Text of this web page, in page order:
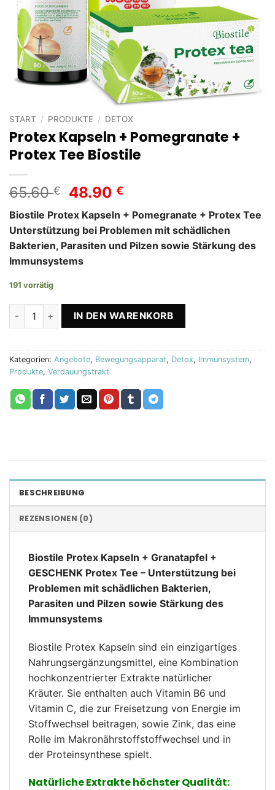
START / PRODUKTE / DETOX
Protex Kapseln + Pomegranate +
Protex Tee Biostile
65.60€
Ursprünglicher
war:
65.60 €
48.90€Aktueller
ist:
48.90 €.
Biostile Protex Kapseln + Pomegranate + Protex Tee
Unterstützung bei Problemen mit schädlichen
Bakterien, Parasiten und Pilzen sowie Stärkung des
Immunsystems
191 vorrätig
Protex Kapseln + Pomegranate + Protex Tee Biostile Menge
IN DEN WARENKORB
Kategorien: Angebote, Bewegungsapparat, Detox, Immunsystem,
Produkte, Verdauungstrakt
BESCHREIBUNG
REZENSIONEN (0)
Biostile Protex Kapseln + Granatapfel +
GESCHENK Protex Tee – Unterstützung bei
Problemen mit schädlichen Bakterien,
Parasiten und Pilzen sowie Stärkung des
Immunsystems
Biostile Protex Kapseln sind ein einzigartiges
Nahrungsergänzungsmittel, eine Kombination
hochkonzentrierter Extrakte natürlicher
Kräuter. Sie enthalten auch Vitamin B6 und
Vitamin C, die zur Freisetzung von Energie im
Stoffwechsel beitragen, sowie Zink, das eine
Rolle im Makronährstoffstoffwechsel und in
der Proteinsynthese spielt.
Natürliche Extrakte höchster Qualität: